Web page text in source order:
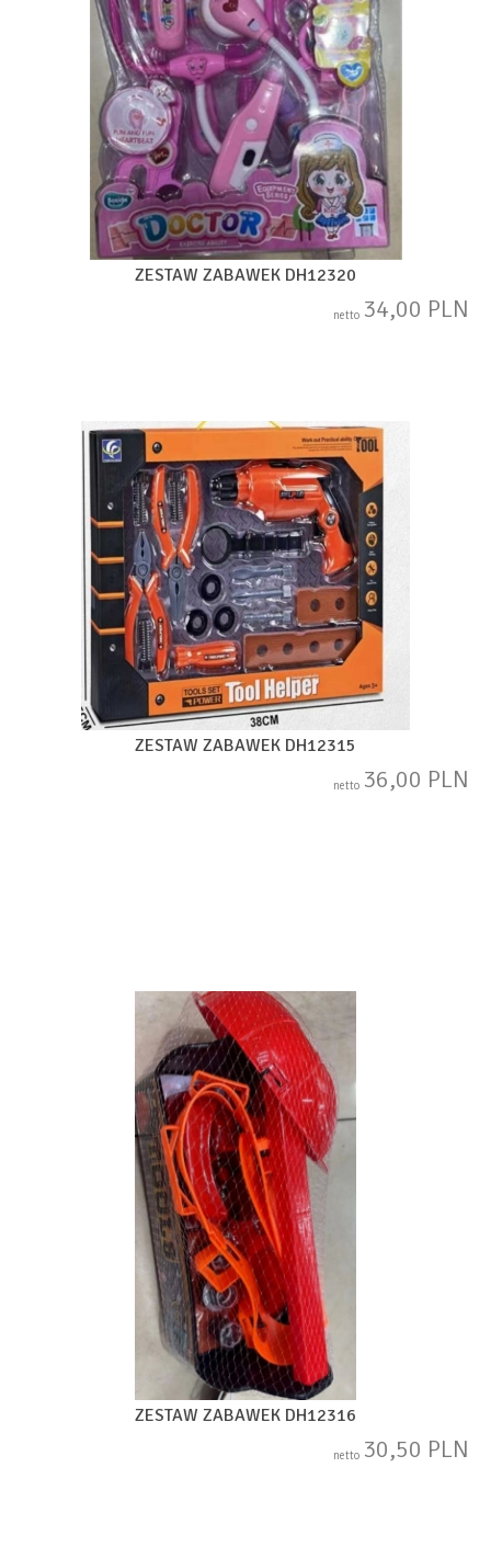
ZESTAW ZABAWEK DH12320
netto 34,00 PLN
ZESTAW ZABAWEK DH12315
netto 36,00 PLN
ZESTAW ZABAWEK DH12316
netto 30,50 PLN